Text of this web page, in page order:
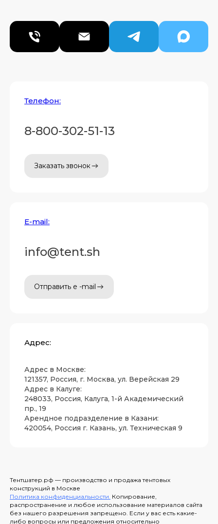
Телефон:
8-800-302-51-13
Заказать звонок
E-mail:
info@tent.sh
Отправить e -mail
Адрес:
Адрес в Москве:
121357, Россия, г. Москва, ул. Верейская 29
Адрес в Калуге:
248033, Россия, Калуга, 1-й Академический
пр., 19
Арендное подразделение в Казани:
420054, Россия г. Казань, ул. Техническая 9
Тентшатер.рф — производство и продажа тентовых
конструкций в Москве
Политика конфиденциальности. Копирование,
распространение и любое использование материалов сайта
без нашего разрешения запрещено. Если у вас есть какие-
либо вопросы или предложения относительно